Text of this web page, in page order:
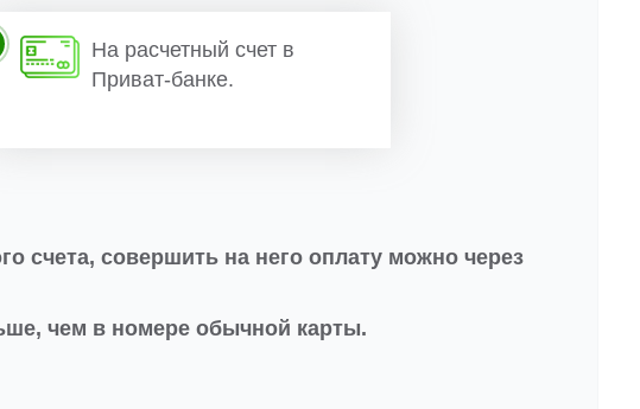
На расчетный счет в
Приват-банке.
счета, совершить на него оплату можно через
чем в номере обычной карты.